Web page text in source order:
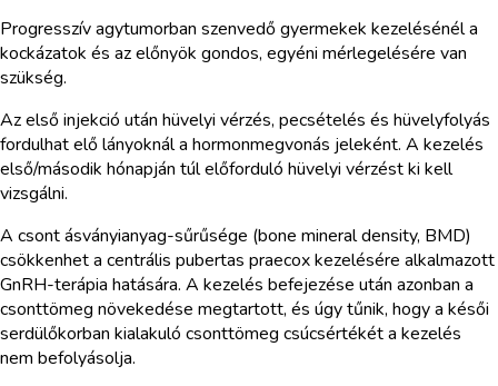
Progresszív agytumorban szenvedő gyermekek kezelésénél a
kockázatok és az előnyök gondos, egyéni mérlegelésére van
szükség.
Az első injekció után hüvelyi vérzés, pecsételés és hüvelyfolyás
fordulhat elő lányoknál a hormonmegvonás jeleként. A kezelés
első/második hónapján túl előforduló hüvelyi vérzést ki kell
vizsgálni.
A csont ásványianyag-sűrűsége (bone mineral density, BMD)
csökkenhet a centrális pubertas praecox kezelésére alkalmazott
GnRH-terápia hatására. A kezelés befejezése után azonban a
csonttömeg növekedése megtartott, és úgy tűnik, hogy a késői
serdülőkorban kialakuló csonttömeg csúcsértékét a kezelés
nem befolyásolja.